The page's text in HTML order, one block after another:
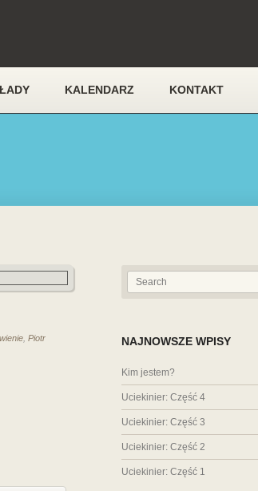
KALENDARZ KONTAKT
Piotr NAJNOWSZE WPISY
Kim jestem?
Uciekinier: Część 4
Uciekinier: Część 3
Uciekinier: Część 2
Uciekinier: Część 1